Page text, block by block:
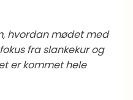
hvordan mødet med
fra slankekur og
er kommet hele